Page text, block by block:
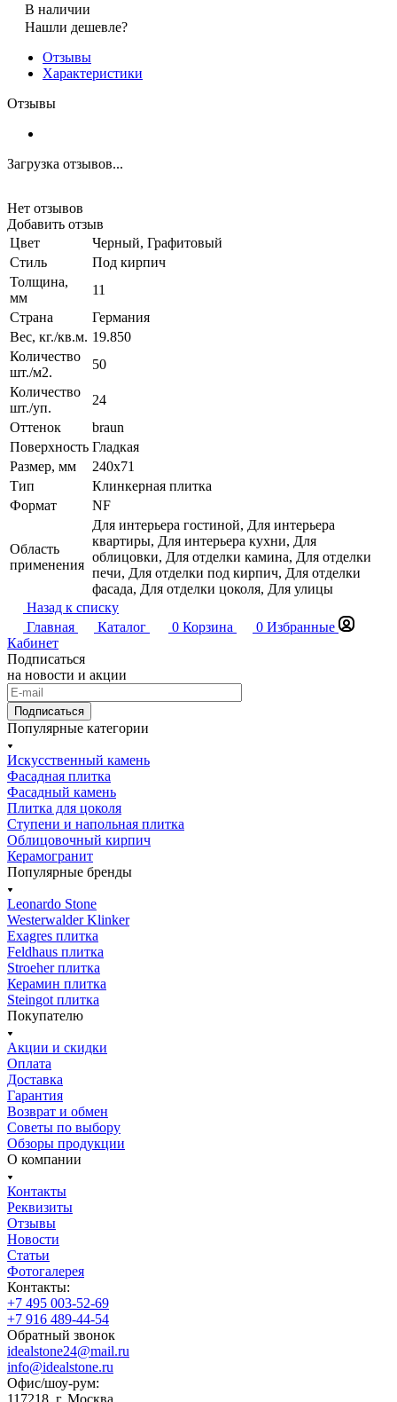
В наличии
Нашли дешевле?
Отзывы
Характеристики
Отзывы
Загрузка отзывов...
Нет отзывов
Добавить отзыв
Цвет
Черный, Графитовый
Стиль
Под кирпич
Толщина,
мм
11
Страна
Германия
Вес, кг./кв.м. 19.850
Количество
шт./м2.
50
Количество
шт./уп.
24
Оттенок
braun
Поверхность Гладкая
Размер, мм
240x71
Тип
Клинкерная плитка
Формат
NF
Область
применения
Для интерьера гостиной, Для интерьера
квартиры, Для интерьера кухни, Для
облицовки, Для отделки камина, Для отделки
печи, Для отделки под кирпич, Для отделки
фасада, Для отделки цоколя, Для улицы
Назад к списку
Главная
Каталог 0 Корзина 0 Избранные
Кабинет
Подписаться
на новости и акции
Подписаться
Популярные категории
Искусственный камень
Фасадная плитка
Фасадный камень
Плитка для цоколя
Ступени и напольная плитка
Облицовочный кирпич
Керамогранит
Популярные бренды
Leonardo Stone
Westerwalder Klinker
Exagres плитка
Feldhaus плитка
Stroeher плитка
Керамин плитка
Steingot плитка
Покупателю
Акции и скидки
Оплата
Доставка
Гарантия
Возврат и обмен
Советы по выбору
Обзоры продукции
О компании
Контакты
Реквизиты
Отзывы
Новости
Статьи
Фотогалерея
Контакты:
+7 495 003-52-69
+7 916 489-44-54
Обратный звонок
idealstone24@mail.ru
info@idealstone.ru
Офис/шоу-рум:
117218, г. Москва,